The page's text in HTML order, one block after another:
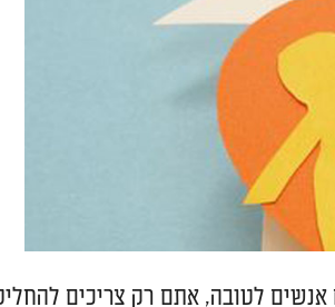
לטובה, אתם רק צריכים